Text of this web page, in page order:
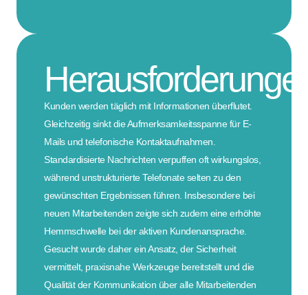
Kunden werden täglich mit Informationen überflutet.
Gleichzeitig sinkt die Aufmerksamkeitsspanne für E-
Mails und telefonische Kontaktaufnahmen.
Standardisierte Nachrichten verpuffen oft wirkungslos,
während unstrukturierte Telefonate selten zu den
gewünschten Ergebnissen führen. Insbesondere bei
neuen Mitarbeitenden zeigte sich zudem eine erhöhte
Hemmschwelle bei der aktiven Kundenansprache.
Gesucht wurde daher ein Ansatz, der Sicherheit
vermittelt, praxisnahe Werkzeuge bereitstellt und die
Qualität der Kommunikation über alle Mitarbeitenden